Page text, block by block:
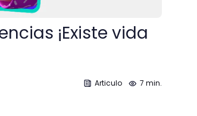
¡Existe vida
Articulo 7 min.